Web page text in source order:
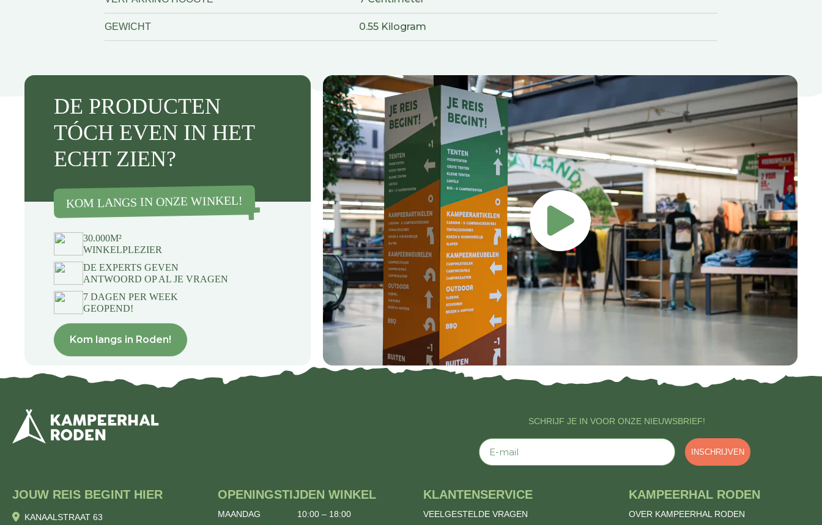
GEWICHT 0.55 Kilogram
DE PRODUCTEN
TÓCH EVEN IN HET
ECHT ZIEN?
KOM LANGS IN ONZE WINKEL!
30.000M²
WINKELPLEZIER
DE EXPERTS GEVEN
ANTWOORD OP AL JE VRAGEN
7 DAGEN PER WEEK
GEOPEND!
Kom langs in Roden!
SCHRIJF JE IN VOOR ONZE NIEUWSBRIEF!
E-mail
INSCHRIJVEN
JOUW REIS BEGINT HIER
KANAALSTRAAT 63
OPENINGSTIJDEN WINKEL
MAANDAG 10:00 – 18:00
KLANTENSERVICE
VEELGESTELDE VRAGEN
KAMPEERHAL RODEN
OVER KAMPEERHAL RODEN